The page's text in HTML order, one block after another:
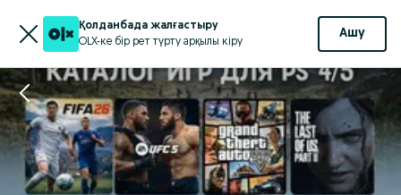
Қолданбада жалғастыру
OLX-ке бір рет түрту арқылы кіру
Ашу